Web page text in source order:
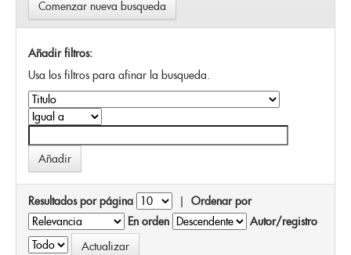
Comenzar nueva busqueda
Añadir filtros:
Usa los filtros para afinar la busqueda.
Resultados por página | Ordenar por
En orden
Autor/registro